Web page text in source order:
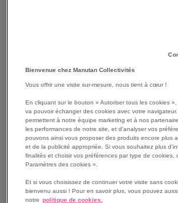
FAVORIS
Bienvenue chez Manutan Collectivités
Vous offrir une visite sur-mesure, nous tient à cœur !
En cliquant sur le bouton « Autoriser tous les cookies
va pouvoir échanger des cookies avec votre
permettent à notre équipe marketing et à nos
les performances de notre site, et d'analyser vos
pouvons ainsi vous proposer des produits encore plus
et de la publicité appropriée. Si vous souhaitez plus
finalités et choisir vos préférences par type de cookies,
Paramètres des cookies ».
Et si vous choisissez de continuer votre visite sans
bienvenu aussi ! Pour en savoir plus, vous pouvez
notre politique de cookies.